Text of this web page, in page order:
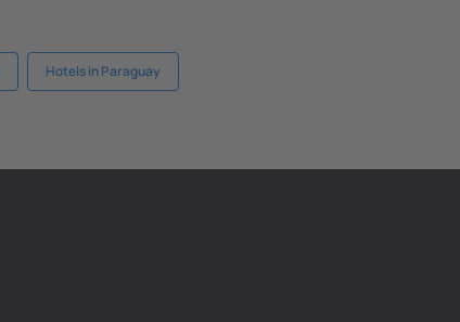
Hotels in Paraguay